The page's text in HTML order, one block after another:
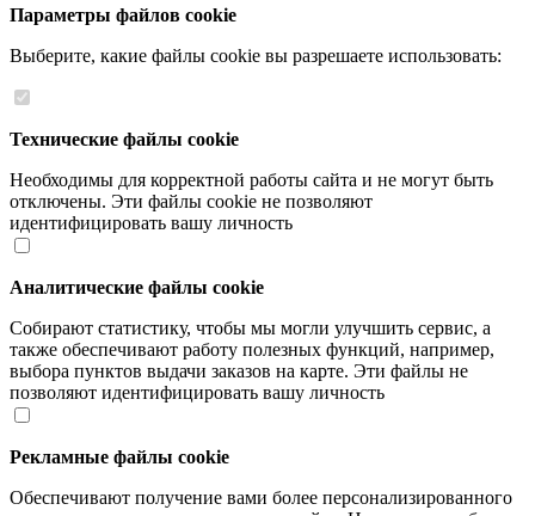
Параметры файлов cookie
Выберите, какие файлы cookie вы разрешаете использовать:
Технические файлы cookie
Необходимы для корректной работы сайта и не могут быть
отключены. Эти файлы cookie не позволяют
идентифицировать вашу личность
Аналитические файлы cookie
Собирают статистику, чтобы мы могли улучшить сервис, а
также обеспечивают работу полезных функций, например,
выбора пунктов выдачи заказов на карте. Эти файлы не
позволяют идентифицировать вашу личность
Рекламные файлы cookie
Обеспечивают получение вами более персонализированного